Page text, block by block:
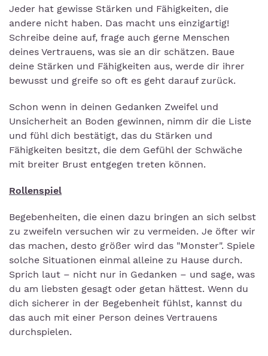
Jeder hat gewisse Stärken und Fähigkeiten, die
andere nicht haben. Das macht uns einzigartig!
Schreibe deine auf, frage auch gerne Menschen
deines Vertrauens, was sie an dir schätzen. Baue
deine Stärken und Fähigkeiten aus, werde dir ihrer
bewusst und greife so oft es geht darauf zurück.
Schon wenn in deinen Gedanken Zweifel und
Unsicherheit an Boden gewinnen, nimm dir die Liste
und fühl dich bestätigt, das du Stärken und
Fähigkeiten besitzt, die dem Gefühl der Schwäche
mit breiter Brust entgegen treten können.
Rollenspiel
Begebenheiten, die einen dazu bringen an sich selbst
zu zweifeln versuchen wir zu vermeiden. Je öfter wir
das machen, desto größer wird das "Monster". Spiele
solche Situationen einmal alleine zu Hause durch.
Sprich laut – nicht nur in Gedanken – und sage, was
du am liebsten gesagt oder getan hättest. Wenn du
dich sicherer in der Begebenheit fühlst, kannst du
das auch mit einer Person deines Vertrauens
durchspielen.